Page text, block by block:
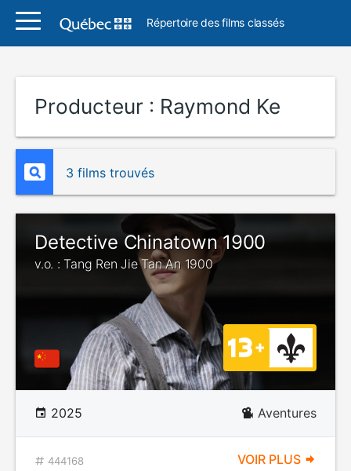
Répertoire des films classés
Producteur : Raymond Ke
3 films trouvés
Detective Chinatown 1900
v.o. : Tang Ren Jie Tan An 1900
2025 Aventures
444168 VOIR PLUS